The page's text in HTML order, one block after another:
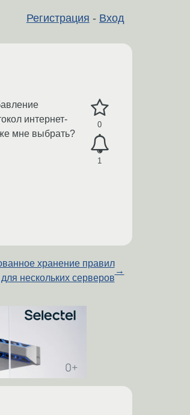
Регистрация - Вход
0
1
интернет-
мне выбрать?
хранение правил
нескольких серверов
→